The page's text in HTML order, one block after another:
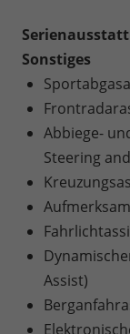
Sonstiges
Abbiege-
Steering
Assist)